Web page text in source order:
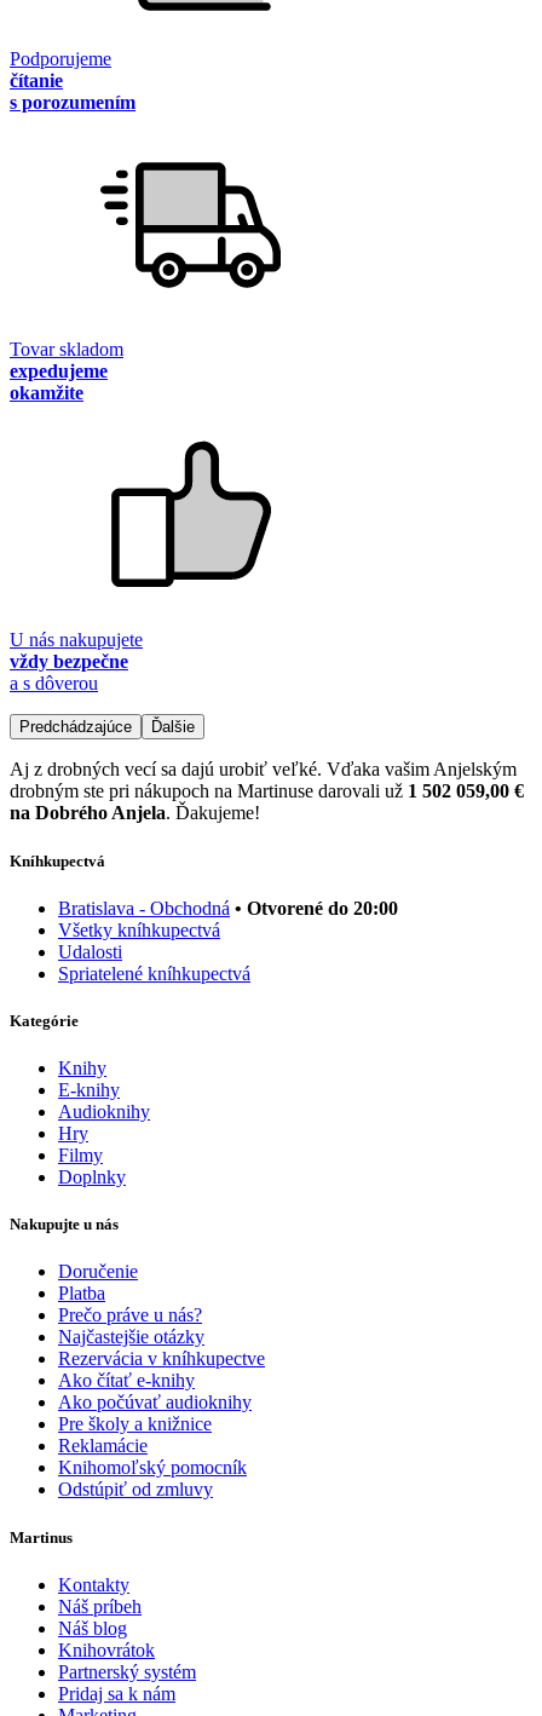
Podporujeme
čítanie
s porozumením
Tovar skladom
expedujeme
okamžite
U nás nakupujete
vždy bezpečne
a s dôverou
Predchádzajúce Ďalšie
Aj z drobných vecí sa dajú urobiť veľké. Vďaka vašim Anjelským
drobným ste pri nákupoch na Martinuse darovali už 1 502 059,00 €
na Dobrého Anjela. Ďakujeme!
Kníhkupectvá
Bratislava - Obchodná • Otvorené do 20:00
Všetky kníhkupectvá
Udalosti
Spriatelené kníhkupectvá
Kategórie
Knihy
E-knihy
Audioknihy
Hry
Filmy
Doplnky
Nakupujte u nás
Doručenie
Platba
Prečo práve u nás?
Najčastejšie otázky
Rezervácia v kníhkupectve
Ako čítať e-knihy
Ako počúvať audioknihy
Pre školy a knižnice
Reklamácie
Knihomoľský pomocník
Odstúpiť od zmluvy
Martinus
Kontakty
Náš príbeh
Náš blog
Knihovrátok
Partnerský systém
Pridaj sa k nám